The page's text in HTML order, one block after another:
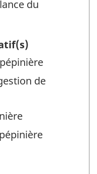
du
de